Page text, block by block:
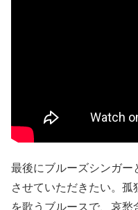
最後にブルーズシンガー
させていただきたい。
を歌うブルースで、哀